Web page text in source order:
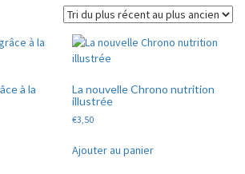
à la
La nouvelle Chrono nutrition
illustrée
€3,50
Ajouter au panier